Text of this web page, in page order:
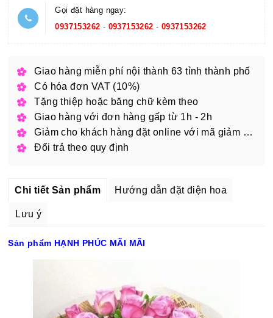
Gọi đặt hàng ngay:
0937153262 - 0937153262 - 0937153262
Giao hàng miễn phí nội thành 63 tỉnh thành phố
Có hóa đơn VAT (10%)
Tặng thiệp hoặc băng chữ kèm theo
Giao hàng với đơn hàng gấp từ 1h - 2h
Giảm cho khách hàng đặt online với mã giảm giá
Đổi trả theo quy định
Chi tiết Sản phẩm Hướng dẫn đặt điện hoa
Lưu ý
Sản phẩm HẠNH PHÚC MÃI MÃI